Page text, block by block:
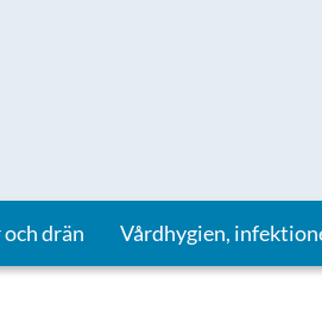
drän Vårdhygien,